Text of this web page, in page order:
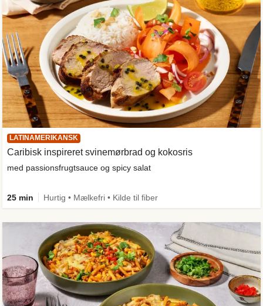
LATINAMERIKANSK
Caribisk inspireret svinemørbrad og kokosris
med passionsfrugtsauce og spicy salat
25 min Hurtig • Mælkefri • Kilde til fiber